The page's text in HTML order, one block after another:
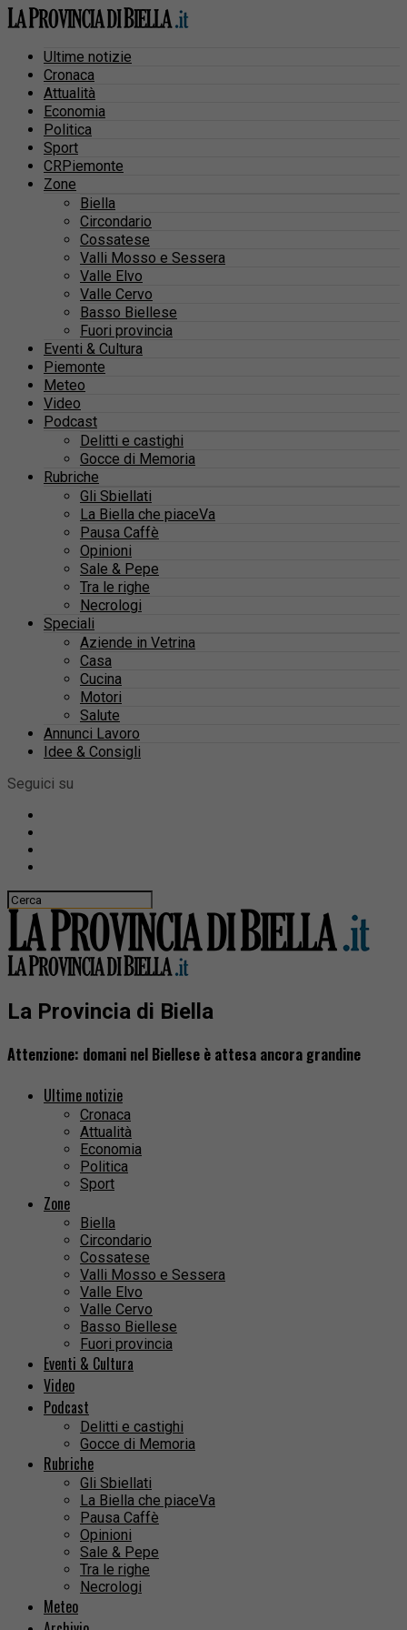
Ultime notizie
Cronaca
Attualità
Economia
Politica
Sport
CRPiemonte
Zone
Biella
Circondario
Cossatese
Valli Mosso e Sessera
Valle Elvo
Valle Cervo
Basso Biellese
Fuori provincia
Eventi & Cultura
Piemonte
Meteo
Video
Podcast
Delitti e castighi
Gocce di Memoria
Rubriche
Gli Sbiellati
La Biella che piaceVa
Pausa Caffè
Opinioni
Sale & Pepe
Tra le righe
Necrologi
Speciali
Aziende in Vetrina
Casa
Cucina
Motori
Salute
Annunci Lavoro
Idee & Consigli
Seguici su
La Provincia di Biella
Attenzione: domani nel Biellese è attesa ancora grandine
Ultime notizie
Cronaca
Attualità
Economia
Politica
Sport
Zone
Biella
Circondario
Cossatese
Valli Mosso e Sessera
Valle Elvo
Valle Cervo
Basso Biellese
Fuori provincia
Eventi & Cultura
Video
Podcast
Delitti e castighi
Gocce di Memoria
Rubriche
Gli Sbiellati
La Biella che piaceVa
Pausa Caffè
Opinioni
Sale & Pepe
Tra le righe
Necrologi
Meteo